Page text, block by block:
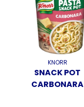
KNORR
SNACK POT
CARBONARA